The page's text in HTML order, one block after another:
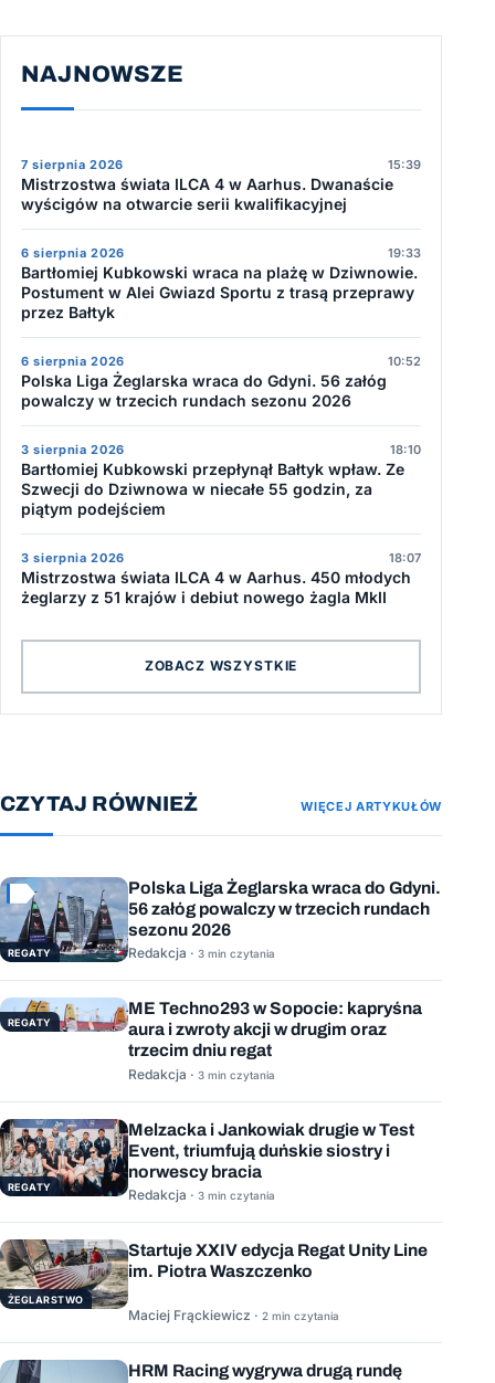
NAJNOWSZE
7 sierpnia 2026 15:39
Mistrzostwa świata ILCA 4 w Aarhus. Dwanaście
wyścigów na otwarcie serii kwalifikacyjnej
6 sierpnia 2026 19:33
Bartłomiej Kubkowski wraca na plażę w Dziwnowie.
Postument w Alei Gwiazd Sportu z trasą przeprawy
przez Bałtyk
6 sierpnia 2026 10:52
Polska Liga Żeglarska wraca do Gdyni. 56 załóg
powalczy w trzecich rundach sezonu 2026
3 sierpnia 2026 18:10
Bartłomiej Kubkowski przepłynął Bałtyk wpław. Ze
Szwecji do Dziwnowa w niecałe 55 godzin, za
piątym podejściem
3 sierpnia 2026 18:07
Mistrzostwa świata ILCA 4 w Aarhus. 450 młodych
żeglarzy z 51 krajów i debiut nowego żagla MkII
ZOBACZ WSZYSTKIE
CZYTAJ RÓWNIEŻ WIĘCEJ ARTYKUŁÓW
REGATY
Polska Liga Żeglarska wraca do Gdyni.
56 załóg powalczy w trzecich rundach
sezonu 2026
Redakcja · 3 min czytania
REGATY
ME Techno293 w Sopocie: kapryśna
aura i zwroty akcji w drugim oraz
trzecim dniu regat
Redakcja · 3 min czytania
REGATY
Melzacka i Jankowiak drugie w Test
Event, triumfują duńskie siostry i
norwescy bracia
Redakcja · 3 min czytania
ŻEGLARSTWO
Startuje XXIV edycja Regat Unity Line
im. Piotra Waszczenko
Maciej Frąckiewicz · 2 min czytania
HRM Racing wygrywa drugą rundę